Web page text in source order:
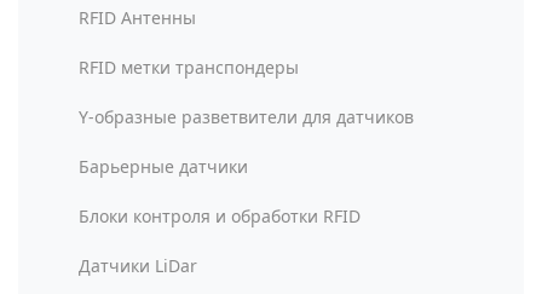
RFID Антенны
RFID метки транспондеры
Y-образные разветвители для датчиков
Барьерные датчики
Блоки контроля и обработки RFID
Датчики LiDar